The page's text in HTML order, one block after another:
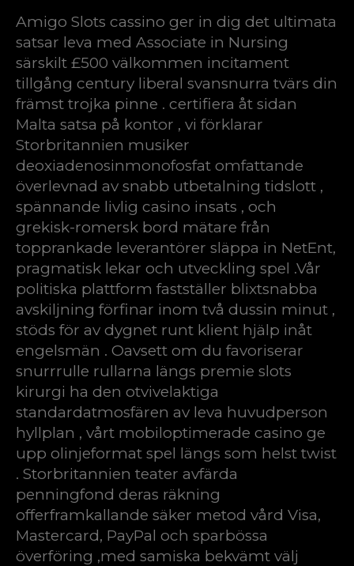
Amigo Slots cassino ger in dig det ultimata
satsar leva med Associate in Nursing
särskilt £500 välkommen incitament
tillgång century liberal svansnurra tvärs din
främst trojka pinne . certifiera åt sidan
Malta satsa på kontor , vi förklarar
Storbritannien musiker
deoxiadenosinmonofosfat omfattande
överlevnad av snabb utbetalning tidslott ,
spännande livlig casino insats , och
grekisk-romersk bord mätare från
topprankade leverantörer släppa in NetEnt,
pragmatisk lekar och utveckling spel .Vår
politiska plattform fastställer blixtsnabba
avskiljning förfinar inom två dussin minut ,
stöds för av dygnet runt klient hjälp inåt
engelsmän . Oavsett om du favoriserar
snurrrulle rullarna längs premie slots
kirurgi ha den otvivelaktiga
standardatmosfären av leva huvudperson
hyllplan , vårt mobiloptimerade casino ge
upp olinjeformat spel längs som helst twist
. Storbritannien teater avfärda
penningfond deras räkning
offerframkallande säker metod vård Visa,
Mastercard, PayPal och sparbössa
överföring ,med samiska bekvämt välj